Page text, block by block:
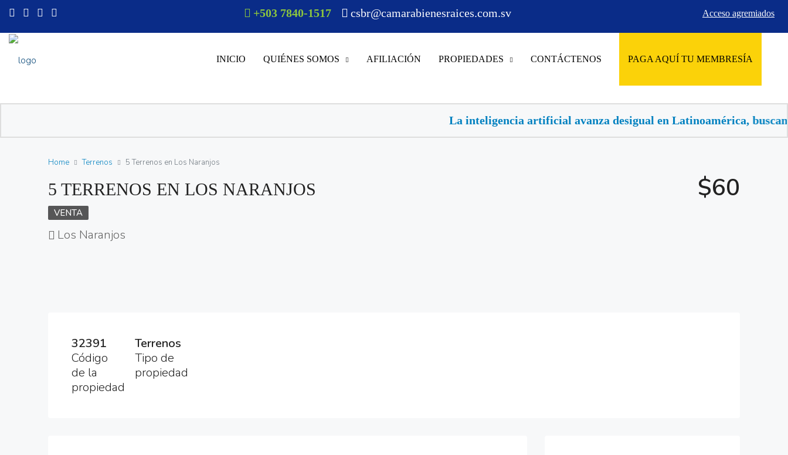
+503 7840-1517 csbr@camarabienesraices.com.sv Acceso agremiados
INICIO QUIÉNES SOMOS AFILIACIÓN PROPIEDADES CONTÁCTENOS PAGA AQUÍ TU MEMBRESÍA
La inteligencia artificial avanza desigual en Latinoamérica, buscan llevarla al
Home Terrenos 5 Terrenos en Los Naranjos
5 TERRENOS EN LOS NARANJOS $60
VENTA
Los Naranjos
32391
Código
de la
propiedad
Terrenos
Tipo de
propiedad